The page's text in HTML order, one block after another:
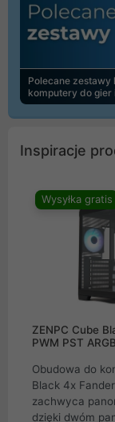
Polecane zestawy
komputery do gier
Inspiracje
Wysyłka gratis
ZENPC Cube
PWM PST ARGB
Obudowa do
Black 4x
zachwyca
dzięki dwóm